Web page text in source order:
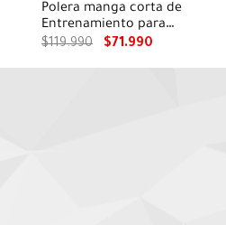
Polera manga corta de
Entrenamiento para
Hombre Halo Gris
$119.990 $71.990